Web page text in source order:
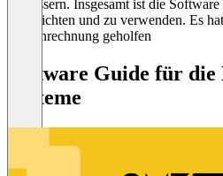
verbessern. Insgesamt ist die
einzurichten und zu verwenden. Es
Kostenrechnung geholfen
Software Guide für
Systeme